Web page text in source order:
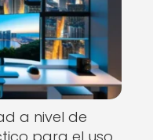
a nivel de